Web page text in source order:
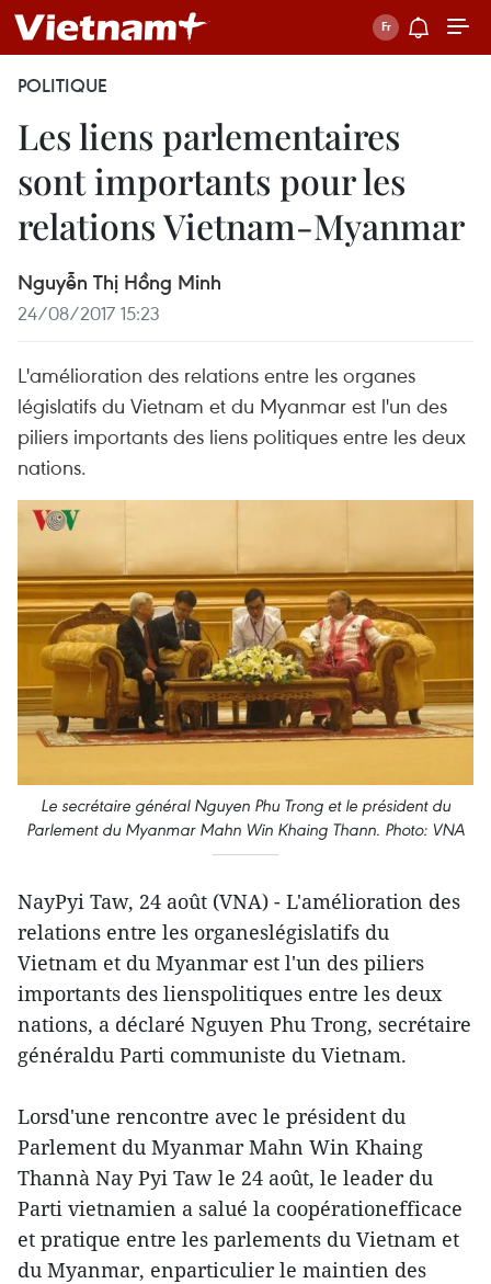
POLITIQUE
Les liens parlementaires
sont importants pour les
relations Vietnam-Myanmar
Nguyễn Thị Hồng Minh
24/08/2017 15:23
L'amélioration des relations entre les organes
législatifs du Vietnam et du Myanmar est l'un des
piliers importants des liens politiques entre les deux
nations.
Le secrétaire général Nguyen Phu Trong et le président du
Parlement du Myanmar Mahn Win Khaing Thann. Photo: VNA
NayPyi Taw, 24 août (VNA) - L'amélioration des
relations entre les organeslégislatifs du
Vietnam et du Myanmar est l'un des piliers
importants des lienspolitiques entre les deux
nations, a déclaré Nguyen Phu Trong, secrétaire
généraldu Parti communiste du Vietnam.
Lorsd'une rencontre avec le président du
Parlement du Myanmar Mahn Win Khaing
Thannà Nay Pyi Taw le 24 août, le leader du
Parti vietnamien a salué la coopérationefficace
et pratique entre les parlements du Vietnam et
du Myanmar, enparticulier le maintien des